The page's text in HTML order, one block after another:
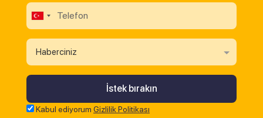
Haberciniz
Kabul ediyorum Gizlilik Politikası